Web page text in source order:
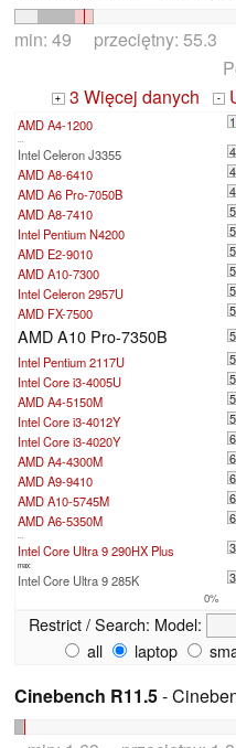
min: 49 przeciętny: 55.3
+ 3 Więcej danych -
AMD A4-1200
...
Intel Celeron J3355
AMD A8-6410
AMD A6 Pro-7050B
AMD A8-7410
Intel Pentium N4200
AMD E2-9010
AMD A10-7300
Intel Celeron 2957U
AMD FX-7500
AMD A10 Pro-7350B
Intel Pentium 2117U
Intel Core i3-4005U
AMD A4-5150M
Intel Core i3-4012Y
Intel Core i3-4020Y
AMD A4-4300M
AMD A9-9410
AMD A10-5745M
AMD A6-5350M
...
Intel Core Ultra 9 290HX Plus
max:
Intel Core Ultra 9 285K
0%
Restrict / Search: Model:
all
laptop
Cinebench R11.5-